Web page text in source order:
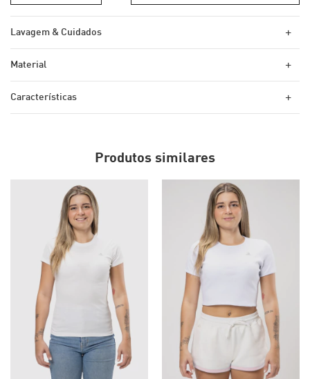
Lavagem & Cuidados +
Material +
Características +
Produtos similares